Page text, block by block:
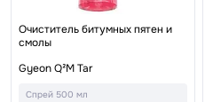
Очиститель битумных пятен и
смолы
Gyeon Q²M Tar
Спрей 500 мл